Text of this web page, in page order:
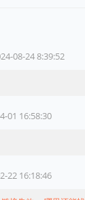
08-24 8:39:52
01 16:58:30
22 16:18:46